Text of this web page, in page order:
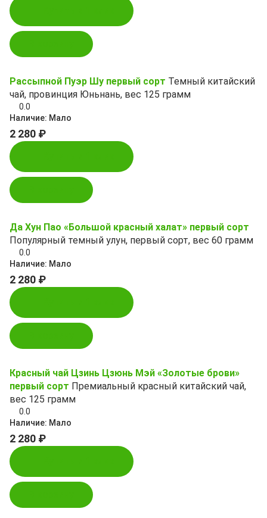
Рассыпной Пуэр Шу первый сорт Темный китайский
чай, провинция Юньнань, вес 125 грамм
0.0
Наличие: Мало
2 280 ₽
Да Хун Пао «Большой красный халат» первый сорт
Популярный темный улун, первый сорт, вес 60 грамм
0.0
Наличие: Мало
2 280 ₽
Красный чай Цзинь Цзюнь Мэй «Золотые брови»
первый сорт Премиальный красный китайский чай,
вес 125 грамм
0.0
Наличие: Мало
2 280 ₽